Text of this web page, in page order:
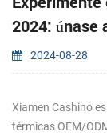
2024: únase
2024-08-28
Xiamen Cashino
térmicas OEM/